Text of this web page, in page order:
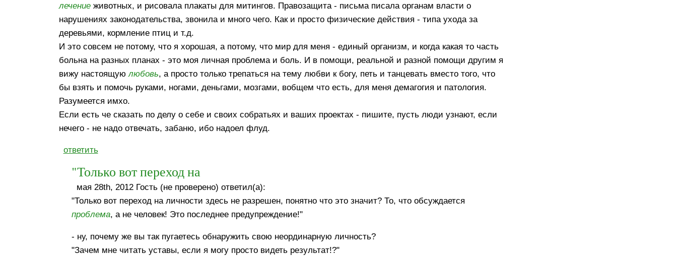
лечение животных, и рисовала плакаты для митингов. Правозащита - письма писала органам власти о
нарушениях законодательства, звонила и много чего. Как и просто физические действия - типа ухода за
деревьями, кормление птиц и т.д.
И это совсем не потому, что я хорошая, а потому, что мир для меня - единый организм, и когда какая то часть
больна на разных планах - это моя личная проблема и боль. И в помощи, реальной и разной помощи другим я
вижу настоящуюлюбовь, а просто только трепаться на тему любви к богу, петь и танцевать вместо того, что
бы взять и помочь руками, ногами, деньгами, мозгами, вобщем что есть, для меня демагогия и патология.
Разумеется имхо.
Если есть че сказать по делу о себе и своих собратьях и ваших проектах - пишите, пусть люди узнают, если
нечего - не надо отвечать, забаню, ибо надоел флуд.
ответить
"Только вот переход на
мая 28th, 2012 Гость (не проверено) ответил(а):
"Только вот переход на личности здесь не разрешен, понятно что это значит? То, что обсуждается
проблема, а не человек! Это последнее предупреждение!"
- ну, почему же вы так пугаетесь обнаружить свою неординарную личность?
"Зачем мне читать уставы, если я могу просто видеть результат!?"